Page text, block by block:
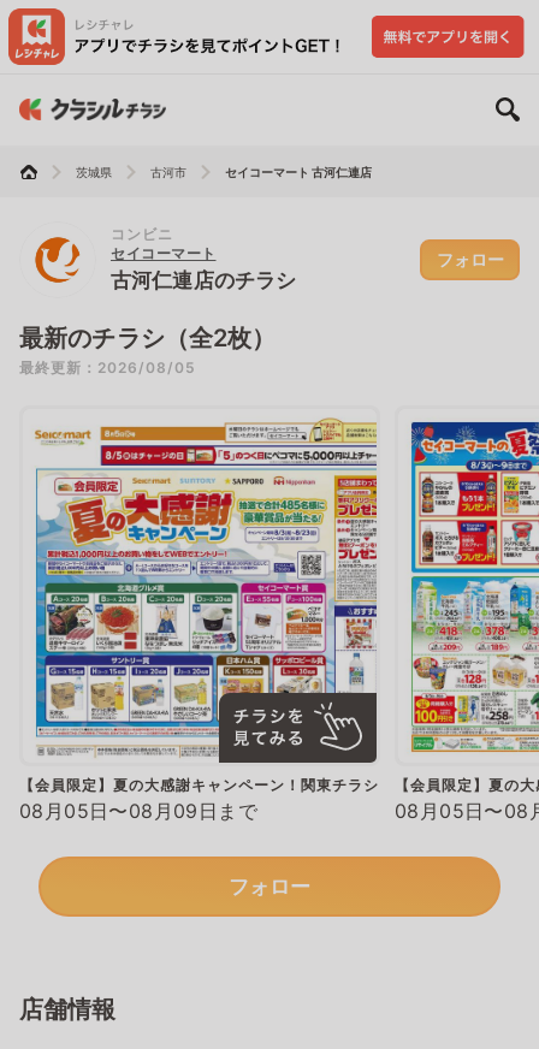
茨城県 古河市 セイコーマート 古河仁連店
コンビニ
セイコーマート
古河仁連店のチラシ
フォロー
最新のチラシ（全2枚）
最終更新：2026/08/05
【会員限定】夏の大感謝キャンペーン！関東チラシ
08月05日〜08月09日まで
【会員限定】夏の
08月05日〜08
フォロー
店舗情報